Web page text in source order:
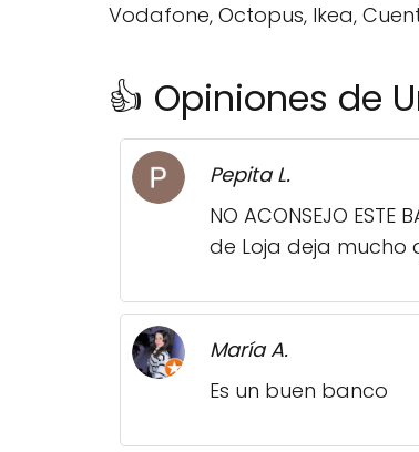
Vodafone, Octopus, Ikea,
👍 Opiniones de
Pepita L.
NO ACONSEJO
de Loja deja mucho
María A.
Es un buen banco